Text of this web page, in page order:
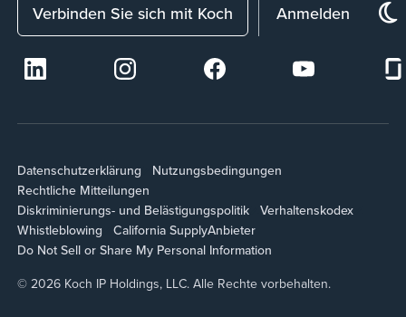
Verbinden Sie sich mit Koch Anmelden
Datenschutzerklärung
Nutzungsbedingungen
Rechtliche Mitteilungen
Diskriminierungs- und Belästigungspolitik
Verhaltenskodex
Whistleblowing
California SupplyAnbieter
Do Not Sell or Share My Personal Information
© 2026 Koch IP Holdings, LLC. Alle Rechte vorbehalten.